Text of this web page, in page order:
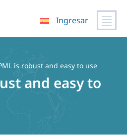
Ingresar
is robust and easy to use
and easy to